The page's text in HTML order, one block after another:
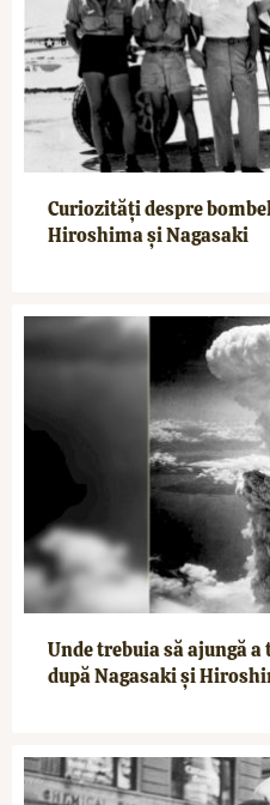
Curiozități despre
Hiroshima și Nagasaki
Unde trebuia să ajungă
după Nagasaki și